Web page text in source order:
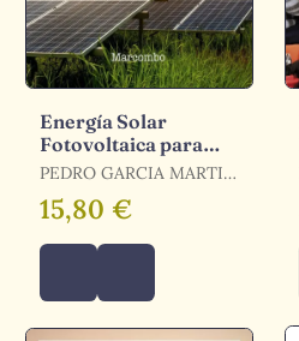
Energía Solar
Fotovoltaica para
Todos 2Ed
PEDRO GARCIA MARTIN
/ GARCIA MARTIN,
PEDRO FRANCISCO
15,80 €